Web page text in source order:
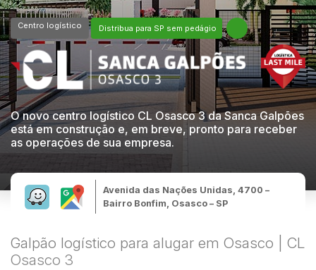
Centro logístico Distribua para SP sem pedágio
O novo centro logístico CL Osasco 3 da Sanca Galpões
está em construção e, em breve, pronto para receber
as operações de sua empresa.
Avenida das Nações Unidas, 4700 –
Bairro Bonfim, Osasco – SP
Galpão logístico para alugar em Osasco | CL
Osasco 3